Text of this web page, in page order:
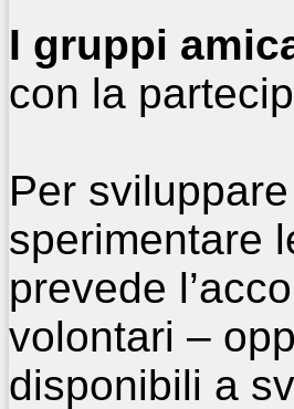
I gruppi
con la
Per
sperimentare
prevede
volontari –
disponibili a